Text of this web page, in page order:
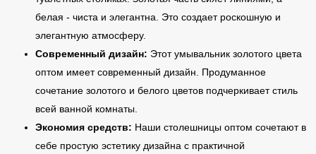
белая - чиста и элегантна. Это создает роскошную и
элегантную атмосферу.
Современный дизайн: Этот умывальник золотого цвета
оптом имеет современный дизайн. Продуманное
сочетание золотого и белого цветов подчеркивает стиль
всей ванной комнаты.
Экономия средств: Наши столешницы оптом сочетают в
себе простую эстетику дизайна с практичной